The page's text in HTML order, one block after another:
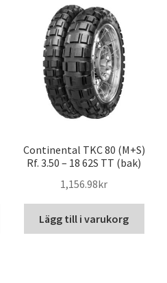
Continental TKC 80 (M+S)
Rf. 3.50 – 18 62S TT (bak)
1,156.98kr
Lägg till i varukorg